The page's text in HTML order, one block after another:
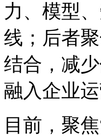
力、模型
线；后者聚
结合，
融入企业运
目前，